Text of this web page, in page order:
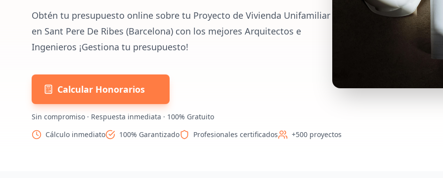
Obtén tu presupuesto online sobre tu Proyecto de Vivienda Unifamiliar
en Sant Pere De Ribes (Barcelona) con los mejores Arquitectos e
Ingenieros ¡Gestiona tu presupuesto!
Calcular Honorarios
Sin compromiso · Respuesta inmediata · 100% Gratuito
Cálculo inmediato
100% Garantizado Profesionales certificados +500 proyectos